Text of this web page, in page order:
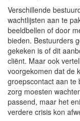
Verschillende
wachtlijsten aan te
beeldbellen of door
bieden. Bestuurders
gekeken is of dit
cliënt. Maar ook
voorgekomen dat de
groepscontact aan te
zorg moesten
passend, maar het
verdere crisis kon